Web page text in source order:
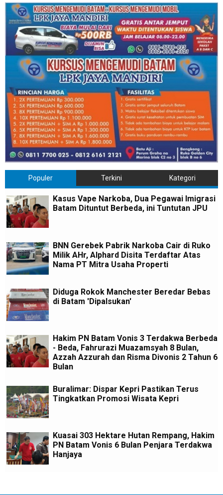
Populer Terkini Kategori
Kasus Vape Narkoba, Dua Pegawai Imigrasi
Batam Dituntut Berbeda, ini Tuntutan JPU
BNN Gerebek Pabrik Narkoba Cair di Ruko
Milik AHr, Alphard Disita Terdaftar Atas
Nama PT Mitra Usaha Properti
Diduga Rokok Manchester Beredar Bebas
di Batam 'Dipalsukan'
Hakim PN Batam Vonis 3 Terdakwa Berbeda
- Beda, Fahrurazi Muazamsyah 8 Bulan,
Azzah Azzurah dan Risma Divonis 2 Tahun 6
Bulan
Buralimar: Dispar Kepri Pastikan Terus
Tingkatkan Promosi Wisata Kepri
Kuasai 303 Hektare Hutan Rempang, Hakim
PN Batam Vonis 6 Bulan Penjara Terdakwa
Hanjaya